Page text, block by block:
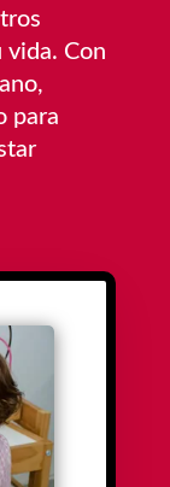
vida. Con
para
afrontar
creativas
bienestar